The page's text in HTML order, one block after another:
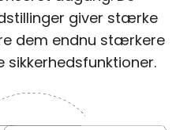
giver stærke
dem endnu stærkere